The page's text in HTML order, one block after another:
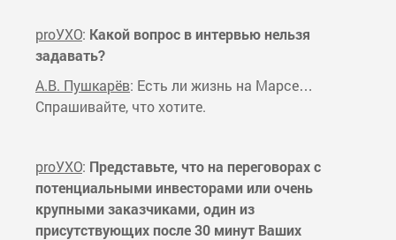
proУХО: Какой вопрос в интервью нельзя
задавать?
А.В. Пушкарёв: Есть ли жизнь на Марсе…
Спрашивайте, что хотите.
proУХО: Представьте, что на переговорах с
потенциальными инвесторами или очень
крупными заказчиками, один из
присутствующих после 30 минут Ваших